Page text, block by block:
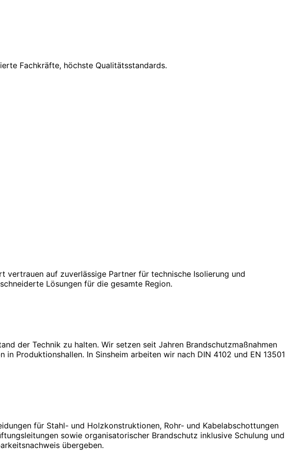
Fachkräfte, höchste Qualitätsstandards.
vertrauen auf zuverlässige Partner für technische Isolierung und
Lösungen für die gesamte Region.
der Technik zu halten. Wir setzen seit Jahren Brandschutzmaßnahmen
Produktionshallen. In Sinsheim arbeiten wir nach DIN 4102 und EN 13501
für Stahl- und Holzkonstruktionen, Rohr- und Kabelabschottungen
sowie organisatorischer Brandschutz inklusive Schulung und
übergeben.